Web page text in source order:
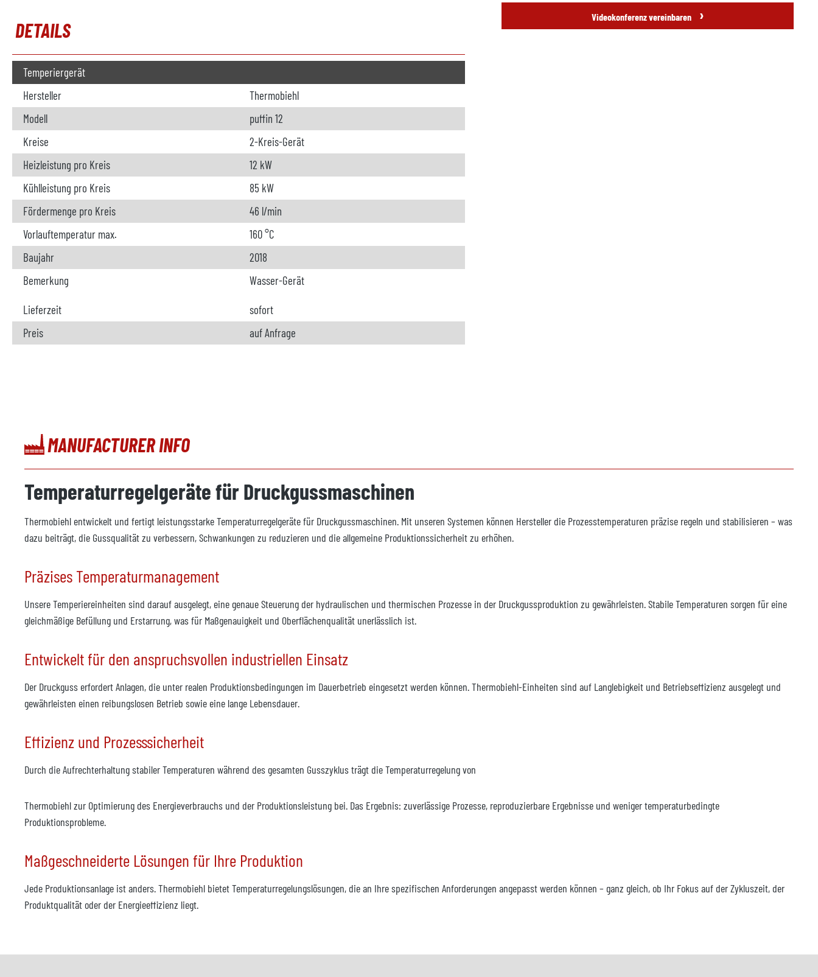
DETAILS
Temperiergerät
Hersteller
Thermobiehl
Modell
puffin 12
Kreise
2-Kreis-Gerät
Heizleistung pro Kreis
12 kW
Kühlleistung pro Kreis
85 kW
Fördermenge pro Kreis
46 l/min
Vorlauftemperatur max.
160 °C
Baujahr
2018
Bemerkung
Wasser-Gerät
Lieferzeit
sofort
Preis
auf Anfrage
Videokonferenz vereinbaren ›
MANUFACTURER INFO
Temperaturregelgeräte für Druckgussmaschinen
Thermobiehl entwickelt und fertigt leistungsstarke Temperaturregelgeräte für Druckgussmaschinen. Mit unseren Systemen können Hersteller die Prozesstemperaturen präzise regeln und stabilisieren – was
dazu beiträgt, die Gussqualität zu verbessern, Schwankungen zu reduzieren und die allgemeine Produktionssicherheit zu erhöhen.
Präzises Temperaturmanagement
Unsere Temperiereinheiten sind darauf ausgelegt, eine genaue Steuerung der hydraulischen und thermischen Prozesse in der Druckgussproduktion zu gewährleisten. Stabile Temperaturen sorgen für eine
gleichmäßige Befüllung und Erstarrung, was für Maßgenauigkeit und Oberflächenqualität unerlässlich ist.
Entwickelt für den anspruchsvollen industriellen Einsatz
Der Druckguss erfordert Anlagen, die unter realen Produktionsbedingungen im Dauerbetrieb eingesetzt werden können. Thermobiehl-Einheiten sind auf Langlebigkeit und Betriebseffizienz ausgelegt und
gewährleisten einen reibungslosen Betrieb sowie eine lange Lebensdauer.
Effizienz und Prozesssicherheit
Durch die Aufrechterhaltung stabiler Temperaturen während des gesamten Gusszyklus trägt die Temperaturregelung von
Thermobiehl zur Optimierung des Energieverbrauchs und der Produktionsleistung bei. Das Ergebnis: zuverlässige Prozesse, reproduzierbare Ergebnisse und weniger temperaturbedingte
Produktionsprobleme.
Maßgeschneiderte Lösungen für Ihre Produktion
Jede Produktionsanlage ist anders. Thermobiehl bietet Temperaturregelungslösungen, die an Ihre spezifischen Anforderungen angepasst werden können – ganz gleich, ob Ihr Fokus auf der Zykluszeit, der
Produktqualität oder der Energieeffizienz liegt.